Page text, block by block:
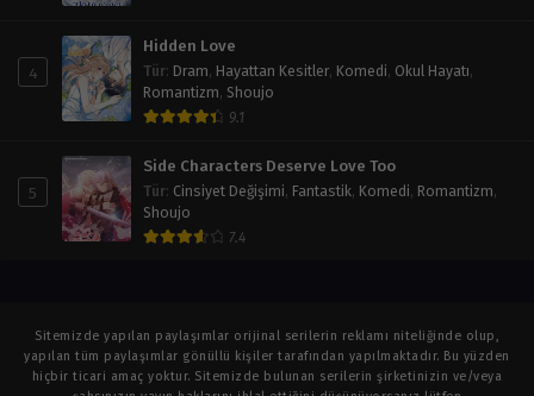
4
Hidden Love
Tür: Dram, Hayattan Kesitler, Komedi, Okul Hayatı,
Romantizm, Shoujo
9.1
5
Side Characters Deserve Love Too
Tür: Cinsiyet Değişimi, Fantastik, Komedi, Romantizm,
Shoujo
7.4
Sitemizde yapılan paylaşımlar orijinal serilerin reklamı niteliğinde olup,
yapılan tüm paylaşımlar gönüllü kişiler tarafından yapılmaktadır. Bu yüzden
hiçbir ticari amaç yoktur. Sitemizde bulunan serilerin şirketinizin ve/veya